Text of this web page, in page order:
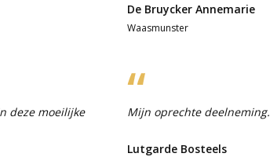
De Bruycker Annemarie
Waasmunster
deze moeilijke
Mijn oprechte deelneming.
Lutgarde Bosteels